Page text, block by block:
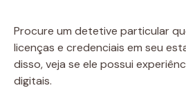
Procure um detetive particular
licenças e credenciais em seu
disso, veja se ele possui
digitais.